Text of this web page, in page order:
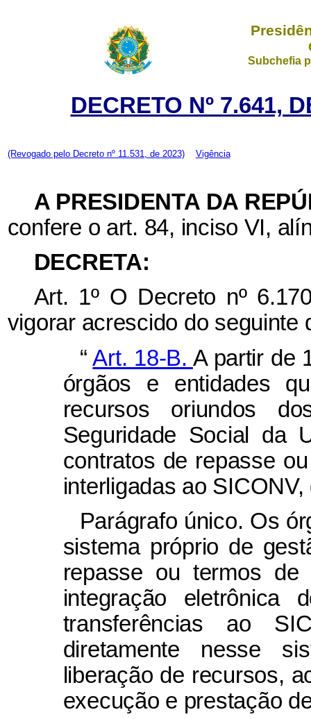
Subchefia
DECRETO Nº 7.641,
(Revogado pelo Decreto nº 11.531, de 2023) Vigência
A PRESIDENTA DA
confere o art. 84, inciso VI,
DECRETA:
Art. 1º O Decreto nº
vigorar acrescido do seguinte
“Art. 18-B. A partir de
órgãos e entidades
recursos oriundos
Seguridade Social da
contratos de repasse
interligadas ao
Parágrafo único. Os
sistema próprio de
repasse ou termos de
integração eletrônica
transferências ao
diretamente nesse
liberação de recursos,
execução e prestação